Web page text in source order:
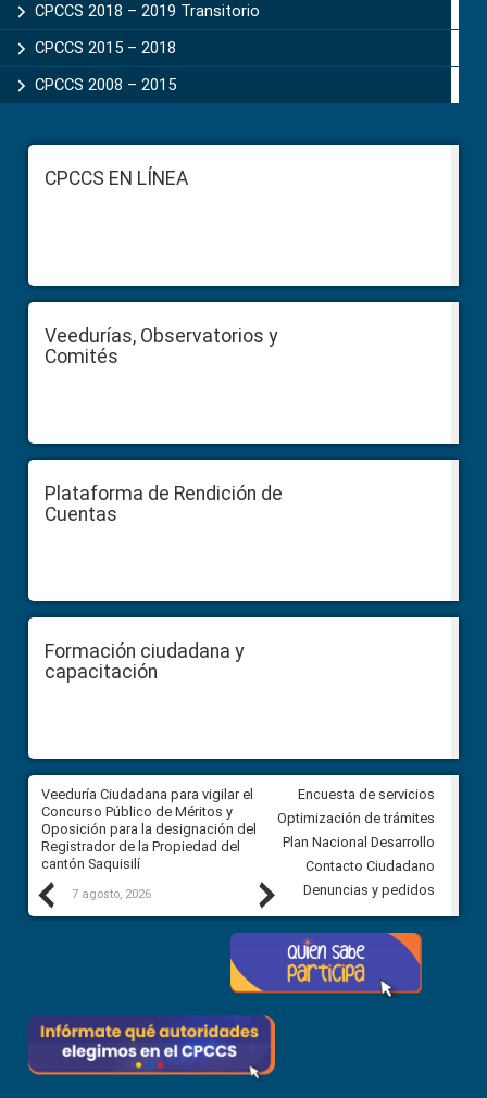
CPCCS 2018 – 2019 Transitorio
CPCCS 2015 – 2018
CPCCS 2008 – 2015
FooterCPCCS EN LÍNEA
Veedurías, Observatorios y
Comités
Plataforma de Rendición de
Cuentas
Formación ciudadana y
capacitación
Previous
Veeduría Ciudadana para vigilar el
Concurso Público de Méritos y
Oposición para la designación del
Registrador de la Propiedad del
cantón Saquisilí
7 agosto, 2026
Veeduría Ciudadana para
construcción del asfaltado de
Ballenita del cantón Santa
7 agosto, 2026
Next
Encuesta de servicios
Optimización de trámites
Plan Nacional Desarrollo
Contacto Ciudadano
Denuncias y pedidos